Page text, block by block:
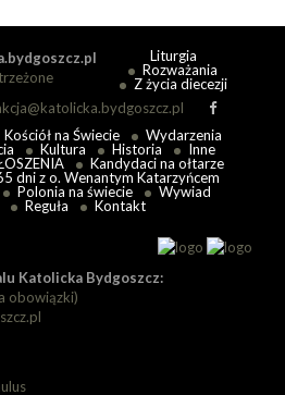
Liturgia
Rozważania
Z życia diecezji
Kościół na Świecie
Wydarzenia
Kultura Historia
Inne
Kandydaci na ołtarze
dni z o. Wenantym Katarzyńcem
Polonia na świecie
Wywiad
Reguła Kontakt
Katolicka Bydgoszcz:
obowiązki)